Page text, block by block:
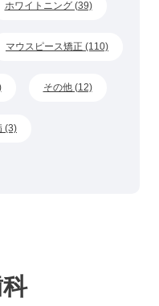
ホワイトニング (39)
マウスピース矯正 (110)
その他 (12)
(3)